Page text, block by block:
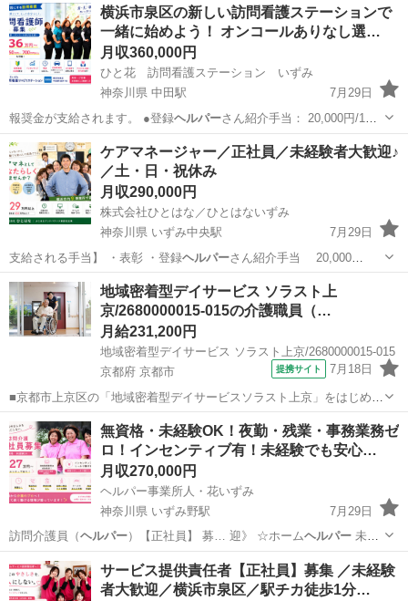
神奈川 横浜市 二俣川駅 医療 未経験
横浜市泉区の新しい訪問看護ステーションで
一緒に始めよう！ オンコールありなし選…
月収360,000円
ひと花 訪問看護ステーション いずみ
神奈川県 中田駅
7月29日
報奨金が支給されます。 ●登録ヘルパーさん紹介手当： 20,000円/1
人…
神奈川 横浜市 中田駅 訪問看護
ケアマネージャー／正社員／未経験者大歓迎♪
／土・日・祝休み
月収290,000円
株式会社ひとはな／ひとはないずみ
神奈川県 いずみ中央駅
7月29日
支給される手当】 ・表彰 ・登録ヘルパーさん紹介手当 20,000
円/1…
神奈川 横浜市 いずみ中央駅 ケアマネージャー
地域密着型デイサービス ソラスト上
京/2680000015-015の介護職員（…
月給231,200円
地域密着型デイサービス ソラスト上京/2680000015-015
京都府 京都市
提携サイト 7月18日
■京都市上京区の「地域密着型デイサービスソラスト上京」をはじめ、
「地域密着型デイサービス ソラスト天神川」を兼務する、正社員の介
護スタッフを大募集！ ★資格と経験を活かして好待遇★ ・月給最大25
万円以上 ・日勤のみ×日曜...
京都 京都市 ホームヘルパー
無資格・未経験OK！夜勤・残業・事務業務ゼ
ロ！インセンティブ有！未経験でも安心…
月収270,000円
ヘルパー事業所人・花いずみ
神奈川県 いずみ野駅
7月29日
訪問介護員（ヘルパー）【正社員】 募… 迎》 ☆ホームヘルパー未経
験大歓迎 … 初任者研修（ヘルパー2級） 看護師…
神奈川 横浜市 いずみ野駅 ホームヘルパー ヘルパー
サービス提供責任者【正社員】募集 ／未経験
者大歓迎／横浜市泉区／駅チカ徒歩1分…